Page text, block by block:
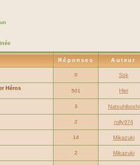
Réponses Auteur
0 Ssk
Héros 501 Hiei
3 Natsuhiboshi
2 rolly974
14 Mikazuki
2 Mikazuki